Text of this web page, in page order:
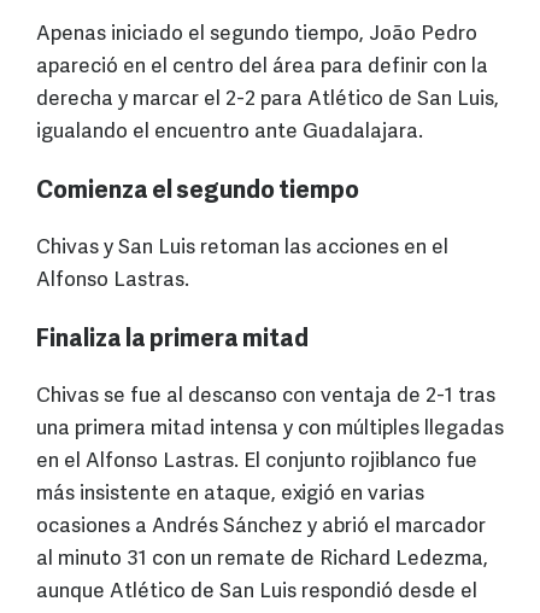
Apenas iniciado el segundo tiempo, João Pedro
apareció en el centro del área para definir con la
derecha y marcar el 2-2 para Atlético de San Luis,
igualando el encuentro ante Guadalajara.
Comienza el segundo tiempo
Chivas y San Luis retoman las acciones en el
Alfonso Lastras.
Finaliza la primera mitad
Chivas se fue al descanso con ventaja de 2-1 tras
una primera mitad intensa y con múltiples llegadas
en el Alfonso Lastras. El conjunto rojiblanco fue
más insistente en ataque, exigió en varias
ocasiones a Andrés Sánchez y abrió el marcador
al minuto 31 con un remate de Richard Ledezma,
aunque Atlético de San Luis respondió desde el